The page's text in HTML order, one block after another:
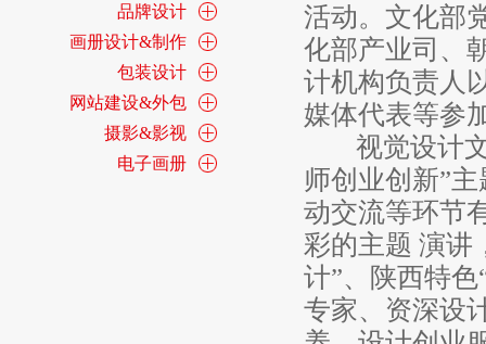
品牌设计
画册设计&制作
包装设计
网站建设&外包
摄影&影视
电子画册
活动。文化部
化部产业司、
计机构负责人
媒体代表等参
视觉设计文
师创业创新”
动交流等环节
彩的主题 演
计”、陕西特
专家、资深设